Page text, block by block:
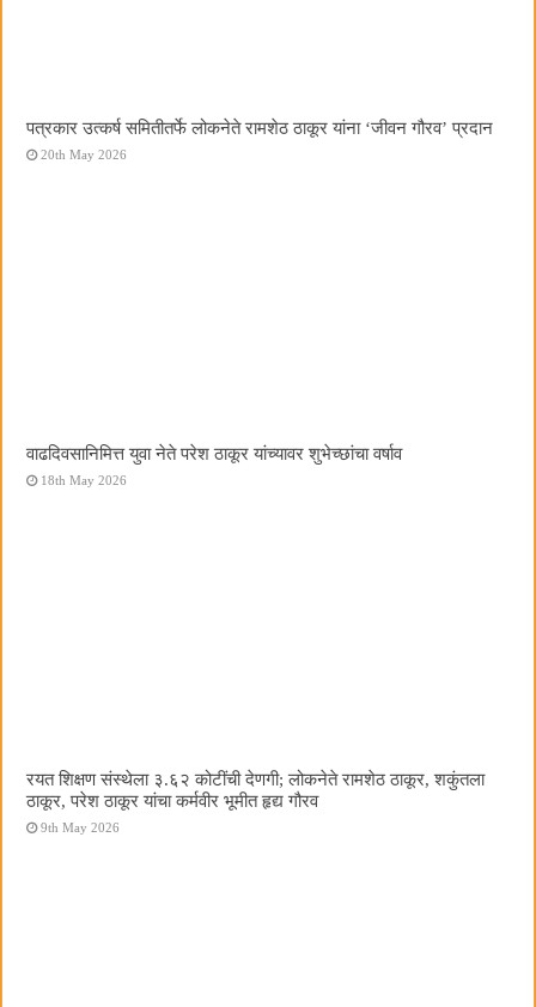
पत्रकार उत्कर्ष समितीतर्फे लोकनेते रामशेठ ठाकूर यांना ‌‘जीवन गौरव‌’ प्रदान
20th May 2026
वाढदिवसानिमित्त युवा नेते परेश ठाकूर यांच्यावर शुभेच्छांचा वर्षाव
18th May 2026
रयत शिक्षण संस्थेला ३.६२ कोटींची देणगी; लोकनेते रामशेठ ठाकूर, शकुंतला
ठाकूर, परेश ठाकूर यांचा कर्मवीर भूमीत हृद्य गौरव
9th May 2026